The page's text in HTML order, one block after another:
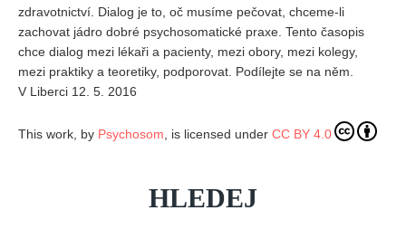
zdravotnictví. Dialog je to, oč musíme pečovat, chceme-li
zachovat jádro dobré psychosomatické praxe. Tento časopis
chce dialog mezi lékaři a pacienty, mezi obory, mezi kolegy,
mezi praktiky a teoretiky, podporovat. Podílejte se na něm.
V Liberci 12. 5. 2016
This work, by Psychosom , is licensed under CC BY 4.0
HLEDEJ